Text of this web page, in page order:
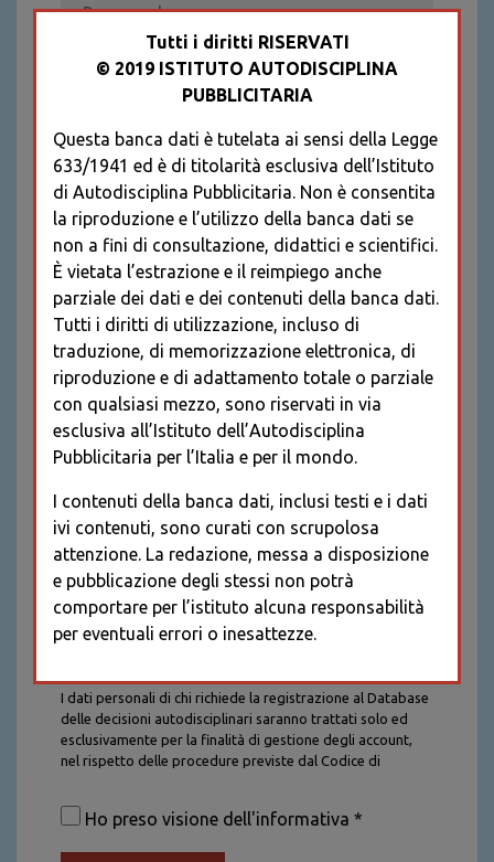
Recupera password
REGISTRATI
* I CAMPI CONTRASSEGNATI SONO
OBBLIGATORI
I dati personali di chi richiede la registrazione al Database
delle decisioni autodisciplinari saranno trattati solo ed
esclusivamente per la finalità di gestione degli account,
nel rispetto delle procedure previste dal Codice di
saranno trattati con tutte le cautele richieste dalla legge e
saranno conservati per la durata stabilita caso per caso
Ho preso visione dell'informativa *
Tutti i diritti RISERVATI
© 2019 ISTITUTO AUTODISCIPLINA
PUBBLICITARIA
Questa banca dati è tutelata ai sensi della Legge
633/1941 ed è di titolarità esclusiva dell’Istituto
di Autodisciplina Pubblicitaria. Non è consentita
la riproduzione e l’utilizzo della banca dati se
non a fini di consultazione, didattici e scientifici.
È vietata l’estrazione e il reimpiego anche
parziale dei dati e dei contenuti della banca dati.
Tutti i diritti di utilizzazione, incluso di
traduzione, di memorizzazione elettronica, di
riproduzione e di adattamento totale o parziale
con qualsiasi mezzo, sono riservati in via
esclusiva all’Istituto dell’Autodisciplina
Pubblicitaria per l’Italia e per il mondo.
I contenuti della banca dati, inclusi testi e i dati
ivi contenuti, sono curati con scrupolosa
attenzione. La redazione, messa a disposizione
e pubblicazione degli stessi non potrà
comportare per l’istituto alcuna responsabilità
per eventuali errori o inesattezze.